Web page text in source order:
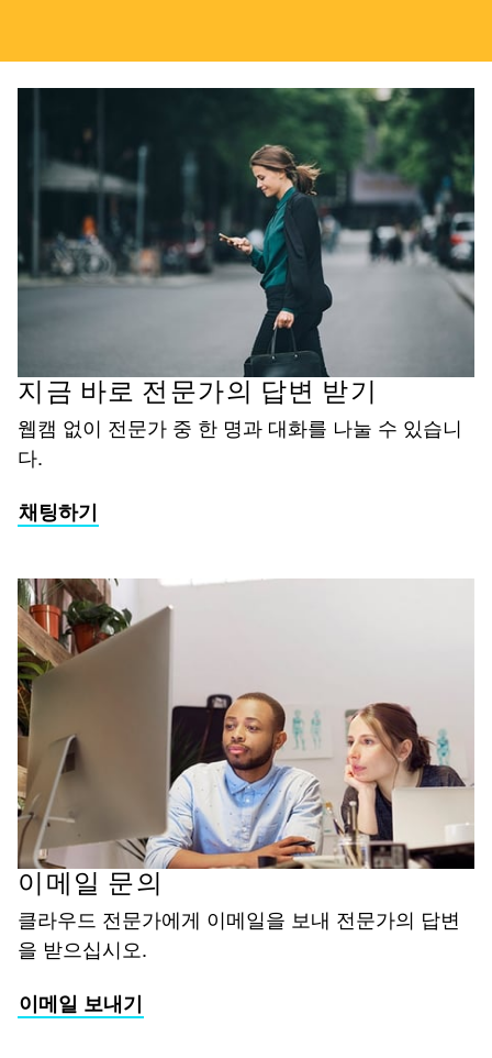
지금 바로 전문가의 답변 받기
웹캠 없이 전문가 중 한 명과 대화를 나눌 수 있습니
다.
채팅하기
이메일 문의
클라우드 전문가에게 이메일을 보내 전문가의 답변
을 받으십시오.
이메일 보내기